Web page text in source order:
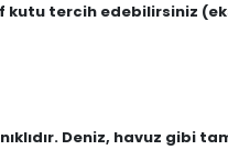
kutu tercih edebilirsiniz
Deniz, havuz gibi